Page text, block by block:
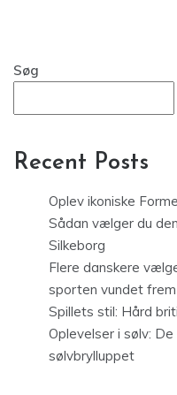
Søg
Recent Posts
Oplev ikoniske
Sådan vælger du
Silkeborg
Flere danskere
sporten vundet frem
Spillets stil: Hård
Oplevelser i sølv:
sølvbrylluppet